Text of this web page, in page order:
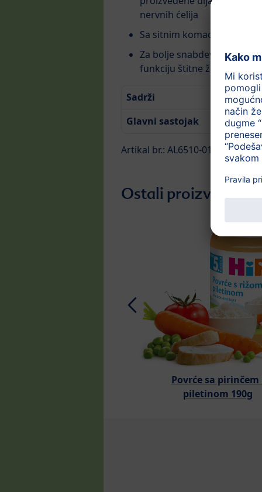
nervnih ćelija
Sa sitnim komadićima –
Za bolje snabdevanje
funkciju štitne žlezde
Sadrži
220g
Glavni sastojak
Artikal br.: AL6510-01
Ostali proizvodi iz
Povrće sa pirinčem
piletinom 190g